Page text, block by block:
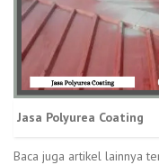
Jasa Polyurea Coating
Baca juga artikel lainnya